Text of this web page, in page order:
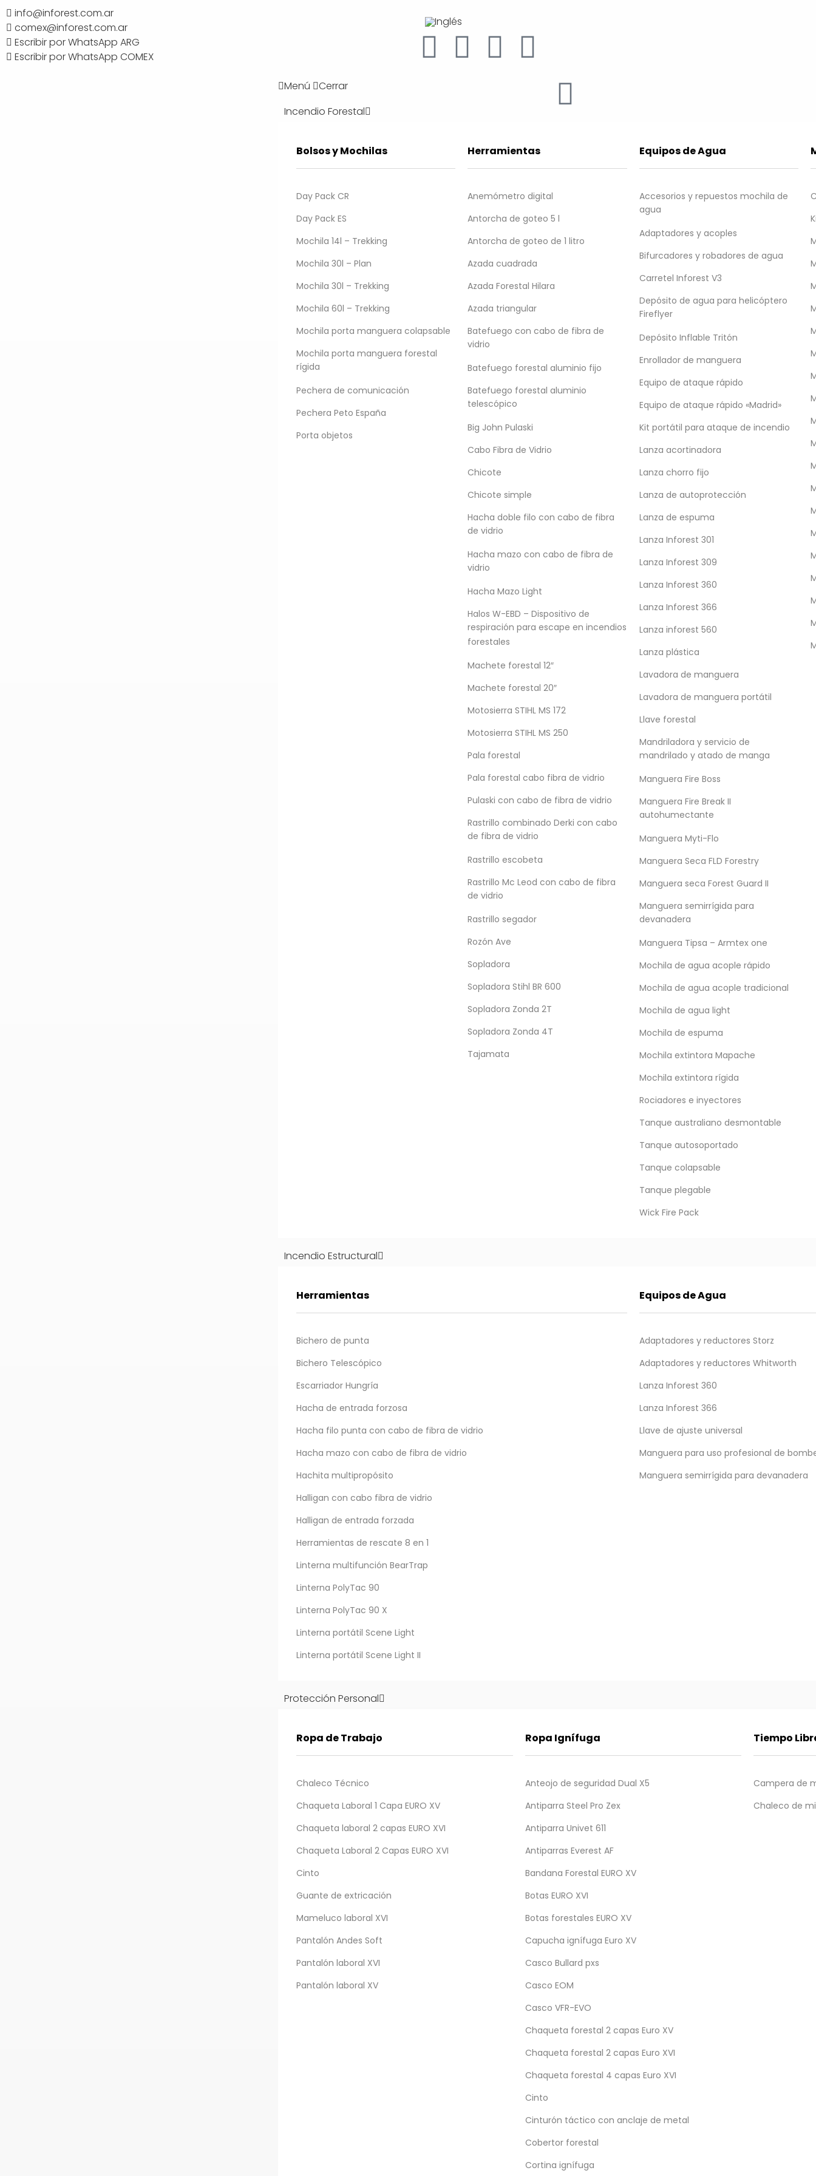
info@inforest.com.ar
comex@inforest.com.ar
Escribir por WhatsApp ARG
Escribir por WhatsApp COMEX
Menú
Cerrar
Incendio Forestal
Bolsos y Mochilas
Day Pack CR
Day Pack ES
Mochila 14l – Trekking
Mochila 30l – Plan
Mochila 30l – Trekking
Mochila 60l – Trekking
Mochila porta manguera colapsable
Mochila porta manguera forestal
rígida
Pechera de comunicación
Pechera Peto España
Porta objetos
Herramientas
Anemómetro digital
Antorcha de goteo 5 l
Antorcha de goteo de 1 litro
Azada cuadrada
Azada Forestal Hilara
Azada triangular
Batefuego con cabo de fibra de
vidrio
Batefuego forestal aluminio fijo
Batefuego forestal aluminio
telescópico
Big John Pulaski
Cabo Fibra de Vidrio
Chicote
Chicote simple
Hacha doble filo con cabo de fibra
de vidrio
Hacha mazo con cabo de fibra de
vidrio
Hacha Mazo Light
Halos W-EBD – Dispositivo de
respiración para escape en incendios
forestales
Machete forestal 12″
Machete forestal 20″
Motosierra STIHL MS 172
Motosierra STIHL MS 250
Pala forestal
Pala forestal cabo fibra de vidrio
Pulaski con cabo de fibra de vidrio
Rastrillo combinado Derki con cabo
de fibra de vidrio
Rastrillo escobeta
Rastrillo Mc Leod con cabo de fibra
de vidrio
Rastrillo segador
Rozón Ave
Sopladora
Sopladora Stihl BR 600
Sopladora Zonda 2T
Sopladora Zonda 4T
Tajamata
Equipos de Agua
Accesorios y repuestos mochila de
agua
Adaptadores y acoples
Bifurcadores y robadores de agua
Carretel Inforest V3
Depósito de agua para helicóptero
Fireflyer
Depósito Inflable Tritón
Enrollador de manguera
Equipo de ataque rápido
Equipo de ataque rápido «Madrid»
Kit portátil para ataque de incendio
Lanza acortinadora
Lanza chorro fijo
Lanza de autoprotección
Lanza de espuma
Lanza Inforest 301
Lanza Inforest 309
Lanza Inforest 360
Lanza Inforest 366
Lanza inforest 560
Lanza plástica
Lavadora de manguera
Lavadora de manguera portátil
Llave forestal
Mandriladora y servicio de
mandrilado y atado de manga
Manguera Fire Boss
Manguera Fire Break II
autohumectante
Manguera Myti-Flo
Manguera Seca FLD Forestry
Manguera seca Forest Guard II
Manguera semirrígida para
devanadera
Manguera Tipsa – Armtex one
Mochila de agua acople rápido
Mochila de agua acople tradicional
Mochila de agua light
Mochila de espuma
Mochila extintora Mapache
Mochila extintora rígida
Rociadores e inyectores
Tanque australiano desmontable
Tanque autosoportado
Tanque colapsable
Tanque plegable
Wick Fire Pack
Incendio Estructural
Herramientas
Bichero de punta
Bichero Telescópico
Escarriador Hungría
Hacha de entrada forzosa
Hacha filo punta con cabo de fibra de vidrio
Hacha mazo con cabo de fibra de vidrio
Hachita multipropósito
Halligan con cabo fibra de vidrio
Halligan de entrada forzada
Herramientas de rescate 8 en 1
Linterna multifunción BearTrap
Linterna PolyTac 90
Linterna PolyTac 90 X
Linterna portátil Scene Light
Linterna portátil Scene Light II
Equipos de Agua
Adaptadores y reductores Storz
Adaptadores y reductores Whitworth
Lanza Inforest 360
Lanza Inforest 366
Llave de ajuste universal
Manguera para uso profesional de
Manguera semirrígida para devanadera
Protección Personal
Ropa de Trabajo
Chaleco Técnico
Chaqueta Laboral 1 Capa EURO XV
Chaqueta laboral 2 capas EURO XVI
Chaqueta Laboral 2 Capas EURO XVI
Cinto
Guante de extricación
Mameluco laboral XVI
Pantalón Andes Soft
Pantalón laboral XVI
Pantalón laboral XV
Ropa Ignífuga
Anteojo de seguridad Dual X5
Antiparra Steel Pro Zex
Antiparra Univet 611
Antiparras Everest AF
Bandana Forestal EURO XV
Botas EURO XVI
Botas forestales EURO XV
Capucha ignífuga Euro XV
Casco Bullard pxs
Casco EOM
Casco VFR-EVO
Chaqueta forestal 2 capas Euro XV
Chaqueta forestal 2 capas Euro XVI
Chaqueta forestal 4 capas Euro XVI
Cinto
Cinturón táctico con anclaje de metal
Cobertor forestal
Cortina ignífuga
Tiempo
Campera de
Chaleco de
BUSCAR
/ Rescate/Inmovilización y Traslados / Chaleco extricación adulto
Chaleco extricación adulto
Adaptable chaleco para extricar pacientes en situaciones
de rescate
Información del producto
Es un elemento indispensable y fácil de transportar para el rescate
de personas en espacios confinados. Su diseño le permite adaptarse
manipulación.
Está confeccionado con tejidos poliéster resistentes a líquidos,
completamente translúcido a los rayos X para realizar diagnóstico
por imágen manteniendo estático el cuerpo. Dispone de cintas de
polipropileno que funcionan como arnés para sujetar al paciente.
Inforest IBERICA:
info@inforestiberica.com
+34 681 31 46 46
Inforest AEGEAN:
Paiania, Attica, Greece
info@inforestaegean.com
ENTERATE DE TODAS LAS NOTICIAS